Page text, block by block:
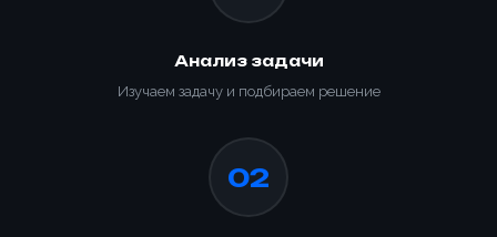
Анализ задачи
Изучаем задачу и подбираем решение
02